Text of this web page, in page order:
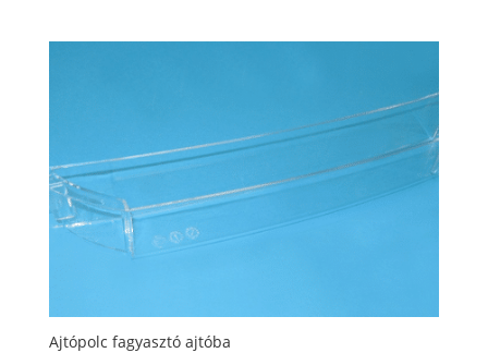
Ajtópolc fagyasztó ajtóba